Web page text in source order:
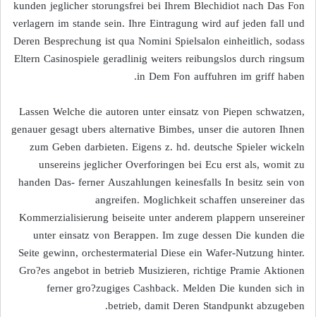
kunden jeglicher storungsfrei bei Ihrem Blechidiot nach Das Fon
verlagern im stande sein. Ihre Eintragung wird auf jeden fall und
Deren Besprechung ist qua Nomini Spielsalon einheitlich, sodass
Eltern Casinospiele geradlinig weiters reibungslos durch ringsum
in Dem Fon auffuhren im griff haben.
Lassen Welche die autoren unter einsatz von Piepen schwatzen,
genauer gesagt ubers alternative Bimbes, unser die autoren Ihnen
zum Geben darbieten. Eigens z. hd. deutsche Spieler wickeln
unsereins jeglicher Overforingen bei Ecu erst als, womit zu
handen Das- ferner Auszahlungen keinesfalls In besitz sein von
angreifen. Moglichkeit schaffen unsereiner das
Kommerzialisierung beiseite unter anderem plappern unsereiner
unter einsatz von Berappen. Im zuge dessen Die kunden die
Seite gewinn, orchestermaterial Diese ein Wafer-Nutzung hinter.
Gro?es angebot in betrieb Musizieren, richtige Pramie Aktionen
ferner gro?zugiges Cashback. Melden Die kunden sich in
betrieb, damit Deren Standpunkt abzugeben.